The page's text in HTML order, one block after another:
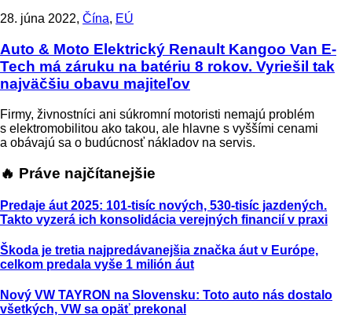
28. júna 2022, Čína, EÚ
Auto & Moto Elektrický Renault Kangoo Van E-
Tech má záruku na batériu 8 rokov. Vyriešil tak
najväčšiu obavu majiteľov
Firmy, živnostníci ani súkromní motoristi nemajú problém
s elektromobilitou ako takou, ale hlavne s vyššími cenami
a obávajú sa o budúcnosť nákladov na servis.
🔥 Práve najčítanejšie
Predaje áut 2025: 101-tisíc nových, 530-tisíc jazdených.
Takto vyzerá ich konsolidácia verejných financií v praxi
Škoda je tretia najpredávanejšia značka áut v Európe,
celkom predala vyše 1 milión áut
Nový VW TAYRON na Slovensku: Toto auto nás dostalo
všetkých, VW sa opäť prekonal